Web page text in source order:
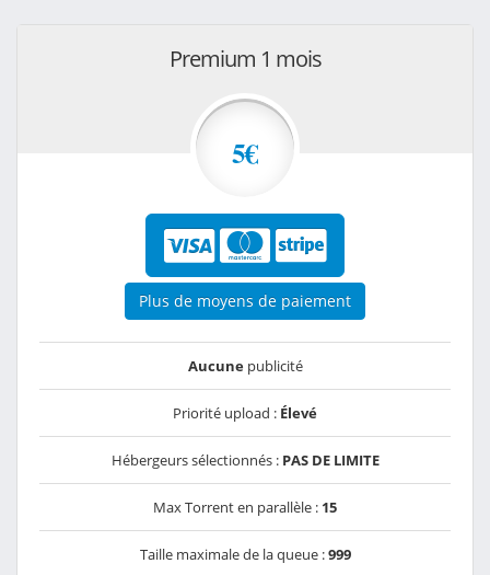
Premium 1 mois
5€
Plus de moyens de paiement
Aucunepublicité
Priorité upload : Élevé
Hébergeurs sélectionnés : PAS DE LIMITE
Max Torrent en parallèle : 15
Taille maximale de la queue :999